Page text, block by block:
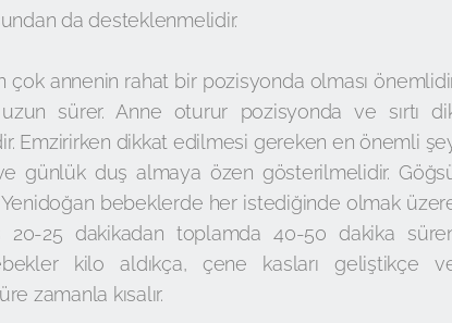
da desteklenmelidir.
annenin rahat bir pozisyonda olması
sürer. Anne oturur pozisyonda ve sırtı
Emzirirken dikkat edilmesi gereken en önemli
ve günlük duş almaya özen gösterilmelidir.
bebeklerde her istediğinde olmak
25 dakikadan toplamda 40-50 dakika
kilo aldıkça, çene kasları geliştikçe
zamanla kısalır.